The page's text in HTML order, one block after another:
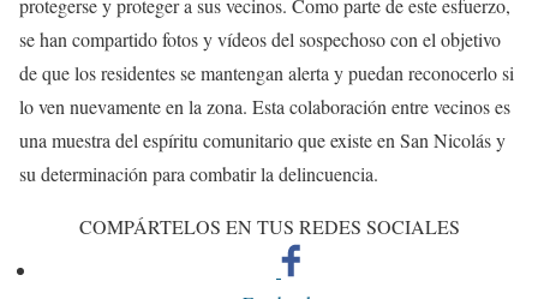
protegerse y proteger a sus vecinos. Como parte de este esfuerzo,
se han compartido fotos y vídeos del sospechoso con el objetivo
de que los residentes se mantengan alerta y puedan reconocerlo si
lo ven nuevamente en la zona. Esta colaboración entre vecinos es
una muestra del espíritu comunitario que existe en San Nicolás y
su determinación para combatir la delincuencia.
COMPÁRTELOS EN TUS REDES SOCIALES